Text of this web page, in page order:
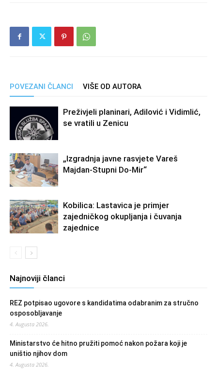
POVEZANI ČLANCI VIŠE OD AUTORA
Preživjeli planinari, Adilović i Vidimlić,
se vratili u Zenicu
„Izgradnja javne rasvjete Vareš
Majdan-Stupni Do-Mir“
Kobilica: Lastavica je primjer
zajedničkog okupljanja i čuvanja
zajednice
Najnoviji članci
REZ potpisao ugovore s kandidatima odabranim za stručno
osposobljavanje
4. Augusta 2026.
Ministarstvo će hitno pružiti pomoć nakon požara koji je
uništio njihov dom
4. Augusta 2026.